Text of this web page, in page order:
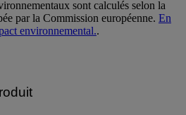
sont calculés selon la
par la Commission européenne. En
environnemental..